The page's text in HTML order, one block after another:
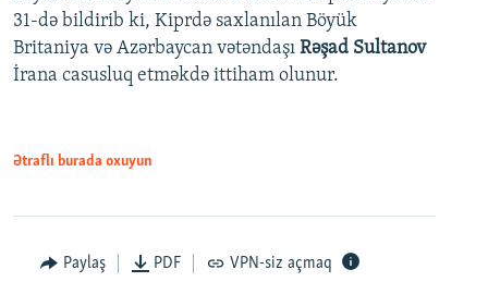
31-də bildirib ki, Kiprdə saxlanılan Böyük
Britaniya və Azərbaycan vətəndaşı Rəşad Sultanov
İrana casusluq etməkdə ittiham olunur.
Ətraflı burada oxuyun
Paylaş PDF VPN-siz açmaq